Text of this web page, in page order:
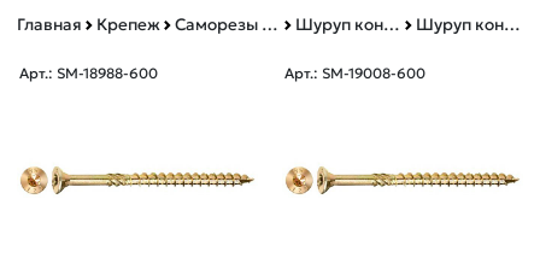
Главная Крепеж Саморезы и шурупы Шуруп конструкционный TORX потай Шуруп конструкционный TORX короб
Арт.: SM-18988-600 Арт.: SM-19008-600